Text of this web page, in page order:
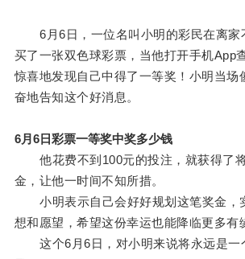
6月6日，一位名叫小明的彩民在离家
买了一张双色球彩票，当他打开手机App
惊喜地发现自己中得了一等奖！小明当场
奋地告知这个好消息。
6月6日彩票一等奖中奖多少钱
他花费不到100元的投注，就获得了
金，让他一时间不知所措。
小明表示自己会好好规划这笔奖金，
想和愿望，希望这份幸运也能降临更多有
这个6月6日，对小明来说将永远是一